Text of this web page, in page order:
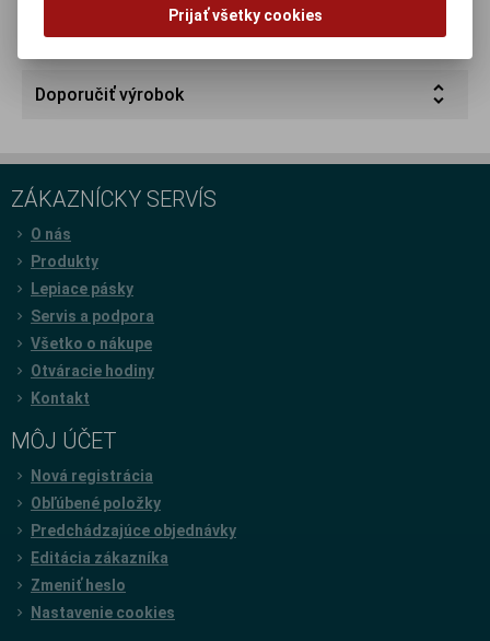
Otázka na výrobok
Doporučiť výrobok
ZÁKAZNÍCKY SERVÍS
O nás
Produkty
Lepiace pásky
Servis a podpora
Všetko o nákupe
Otváracie hodiny
Kontakt
MÔJ ÚČET
Nová registrácia
Obľúbené položky
Predchádzajúce objednávky
Editácia zákazníka
Zmeniť heslo
Nastavenie cookies
Prijať všetky cookies